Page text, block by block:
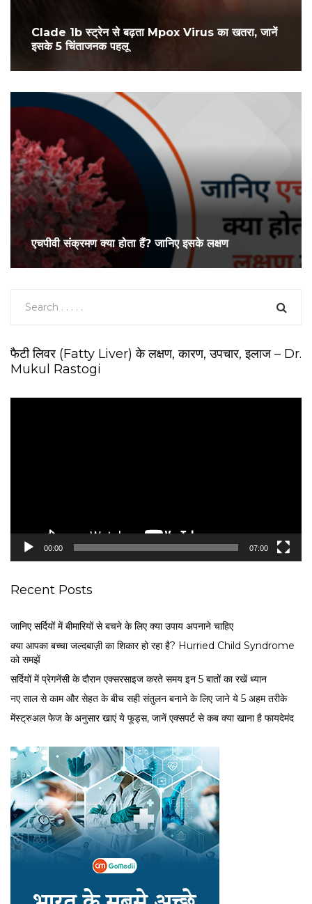
Clade 1b स्ट्रेन से बढ़ता Mpox Virus का खतरा, जानें
इसके 5 चिंताजनक पहलू
एचपीवी संक्रमण क्या होता हैं? जानिए इसके लक्षण
फैटी लिवर (Fatty Liver) के लक्षण, कारण, उपचार, इलाज – Dr.
Mukul Rastogi
00:00 07:00
Recent Posts
जानिए सर्दियों में बीमारियों से बचने के लिए क्या उपाय अपनाने चाहिए
क्या आपका बच्चा जल्दबाज़ी का शिकार हो रहा है? Hurried Child Syndrome
को समझें
सर्द‍ियों में प्रेगनेंसी के दौरान एक्सरसाइज करते समय इन 5 बातों का रखें ध्यान
नए साल से काम और सेहत के बीच सही संतुलन बनाने के लिए जाने ये 5 अहम तरीके
मेंस्ट्रुअल फेज के अनुसार खाएं ये फूड्स, जानें एक्सपर्ट से कब क्या खाना है फायदेमंद